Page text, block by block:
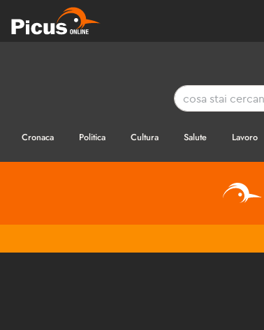
Cronaca Politica Cultura Salute Lavoro